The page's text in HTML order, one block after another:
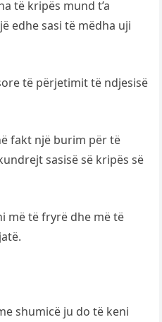
të kripës mund t’a
edhe sasi të mëdha uji
të përjetimit të ndjesisë
fakt një burim për të
sasisë së kripës së
më të fryrë dhe më të
shumicë ju do të keni